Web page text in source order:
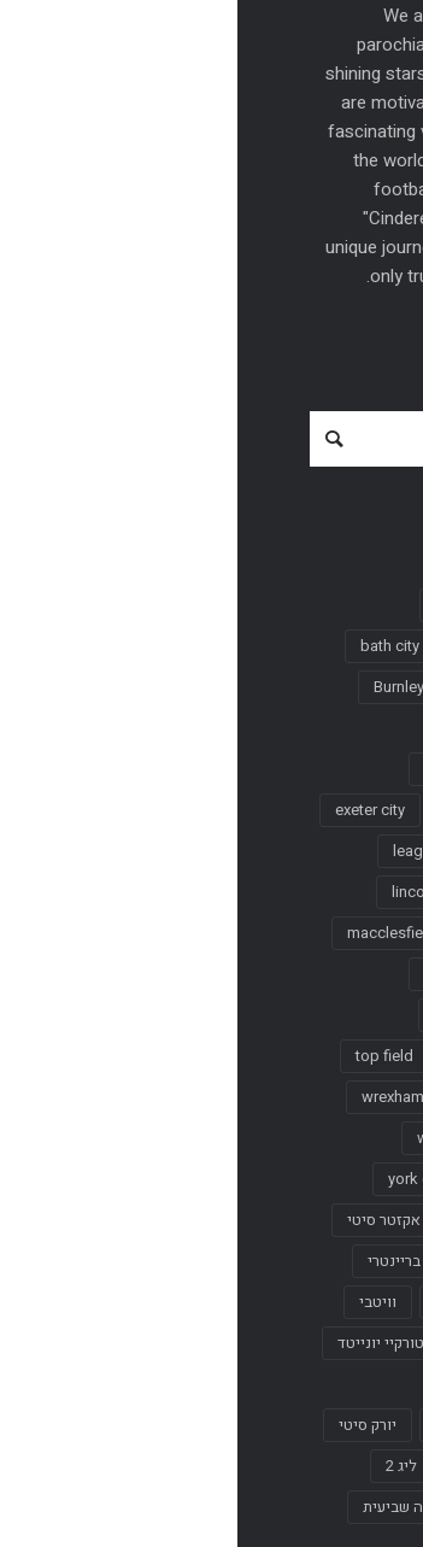
We
shining
are
fascinating
the
unique
only
bath city
Burnley
exeter city
top field
wrexham
york
אקזטר סיטי
בריינטרי
וויטבי
טורקיי יונייטד
יורק סיטי
ליג 2
שביעית